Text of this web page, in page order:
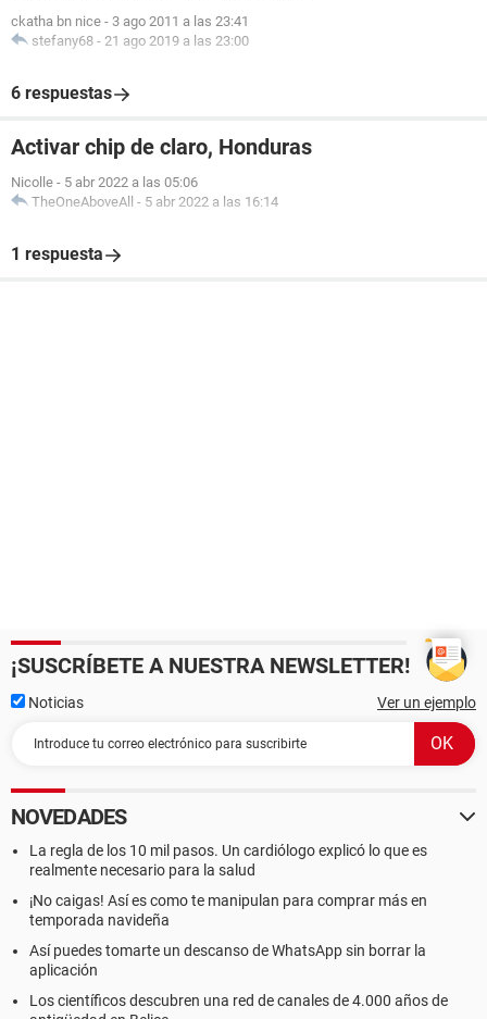
ckatha bn nice - 3 ago 2011 a las 23:41
stefany68 - 21 ago 2019 a las 23:00
6 respuestas
Activar chip de claro, Honduras
Nicolle - 5 abr 2022 a las 05:06
TheOneAboveAll - 5 abr 2022 a las 16:14
1 respuesta
¡SUSCRÍBETE A NUESTRA NEWSLETTER!
Noticias Ver un ejemplo
NOVEDADES
La regla de los 10 mil pasos. Un cardiólogo explicó lo que es
realmente necesario para la salud
¡No caigas! Así es como te manipulan para comprar más en
temporada navideña
Así puedes tomarte un descanso de WhatsApp sin borrar la
aplicación
Los científicos descubren una red de canales de 4.000 años de